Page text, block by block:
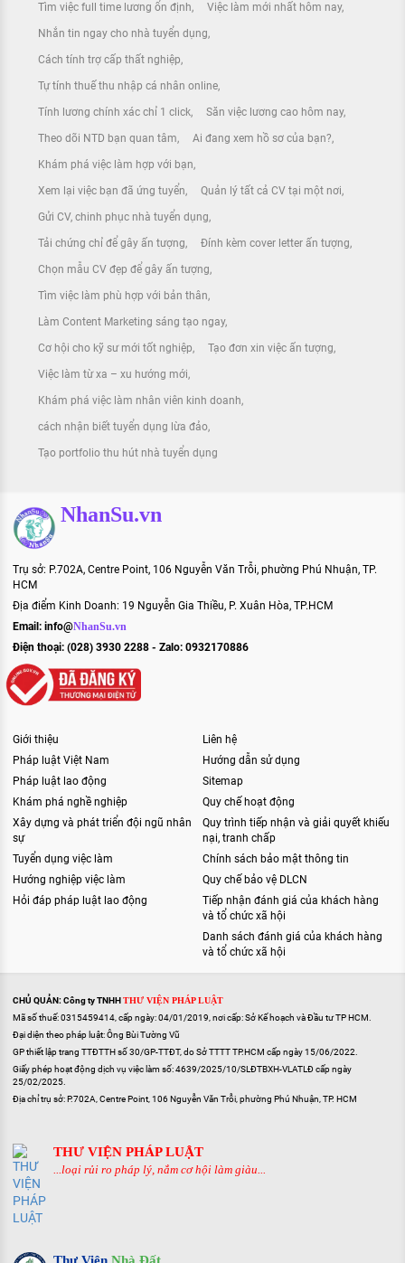
Tìm việc full time lương ổn định Việc làm mới nhất hôm nay
Nhắn tin ngay cho nhà tuyển dụng
Cách tính trợ cấp thất nghiệp
Tự tính thuế thu nhập cá nhân online
Tính lương chính xác chỉ 1 click Săn việc lương cao hôm nay
Theo dõi NTD bạn quan tâm Ai đang xem hồ sơ của bạn?
Khám phá việc làm hợp với bạn
Xem lại việc bạn đã ứng tuyển Quản lý tất cả CV tại một nơi
Gửi CV, chinh phục nhà tuyển dụng
Tải chứng chỉ để gây ấn tượng Đính kèm cover letter ấn tượng
Chọn mẫu CV đẹp để gây ấn tượng
Tìm việc làm phù hợp với bản thân
Làm Content Marketing sáng tạo ngay
Cơ hội cho kỹ sư mới tốt nghiệp Tạo đơn xin việc ấn tượng
Việc làm từ xa – xu hướng mới
Khám phá việc làm nhân viên kinh doanh
cách nhận biết tuyển dụng lừa đảo
Tạo portfolio thu hút nhà tuyển dụng
NhanSu.vn
Trụ sở: P.702A, Centre Point, 106 Nguyễn Văn Trỗi, phường Phú Nhuận, TP.
HCM
Địa điểm Kinh Doanh: 19 Nguyễn Gia Thiều, P. Xuân Hòa, TP.HCM
Email: info@NhanSu.vn
Điện thoại: (028) 3930 2288 - Zalo: 0932170886
Giới thiệu
Pháp luật Việt Nam
Pháp luật lao động
Khám phá nghề nghiệp
Xây dựng và phát triển đội ngũ nhân
sự
Tuyển dụng việc làm
Hướng nghiệp việc làm
Hỏi đáp pháp luật lao động
Liên hệ
Hướng dẫn sử dụng
Sitemap
Quy chế hoạt động
Quy trình tiếp nhận và giải quyết khiếu
nại, tranh chấp
Chính sách bảo mật thông tin
Quy chế bảo vệ DLCN
Tiếp nhận đánh giá của khách hàng
và tổ chức xã hội
Danh sách đánh giá của khách hàng
và tổ chức xã hội
CHỦ QUẢN: Công ty TNHHTHƯ VIỆN PHÁP LUẬT
Mã số thuế: 0315459414, cấp ngày: 04/01/2019, nơi cấp: Sở Kế hoạch và Đầu tư TP HCM.
Đại diện theo pháp luật: Ông Bùi Tường Vũ
GP thiết lập trang TTĐTTH số 30/GP-TTĐT, do Sở TTTT TP.HCM cấp ngày 15/06/2022.
Giấy phép hoạt động dịch vụ việc làm số: 4639/2025/10/SLĐTBXH-VLATLĐ cấp ngày
25/02/2025.
Địa chỉ trụ sở: P.702A, Centre Point, 106 Nguyễn Văn Trỗi, phường Phú Nhuận, TP. HCM
THƯ VIỆN PHÁP LUẬT
...loại rủi ro pháp lý, nắm cơ hội làm giàu...